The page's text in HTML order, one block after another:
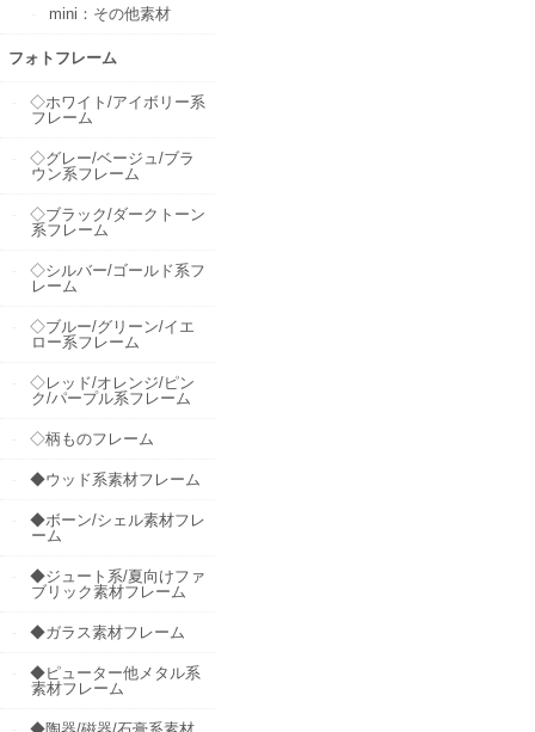
mini：その他素材
フォトフレーム
◇ホワイト/アイボリー系
フレーム
◇グレー/ベージュ/ブラ
ウン系フレーム
◇ブラック/ダークトーン
系フレーム
◇シルバー/ゴールド系フ
レーム
◇ブルー/グリーン/イエ
ロー系フレーム
◇レッド/オレンジ/ピン
ク/パープル系フレーム
◇柄ものフレーム
◆ウッド系素材フレーム
◆ボーン/シェル素材フレ
ーム
◆ジュート系/夏向けファ
ブリック素材フレーム
◆ガラス素材フレーム
◆ピューター他メタル系
素材フレーム